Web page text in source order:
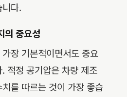
다.
의 중요성
장 기본적이면서도 중요
적정 공기압은 차량 제조
를 따르는 것이 가장 좋습